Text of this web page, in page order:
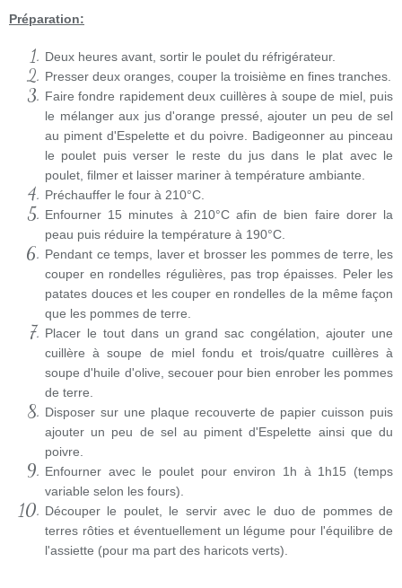
Préparation:
Deux heures avant, sortir le poulet du réfrigérateur.
Presser deux oranges, couper la troisième en fines tranches.
Faire fondre rapidement deux cuillères à soupe de miel, puis
le mélanger aux jus d'orange pressé, ajouter un peu de sel
au piment d'Espelette et du poivre. Badigeonner au pinceau
le poulet puis verser le reste du jus dans le plat avec le
poulet, filmer et laisser mariner à température ambiante.
Préchauffer le four à 210°C.
Enfourner 15 minutes à 210°C afin de bien faire dorer la
peau puis réduire la température à 190°C.
Pendant ce temps, laver et brosser les pommes de terre, les
couper en rondelles régulières, pas trop épaisses. Peler les
patates douces et les couper en rondelles de la même façon
que les pommes de terre.
Placer le tout dans un grand sac congélation, ajouter une
cuillère à soupe de miel fondu et trois/quatre cuillères à
soupe d'huile d'olive, secouer pour bien enrober les pommes
de terre.
Disposer sur une plaque recouverte de papier cuisson puis
ajouter un peu de sel au piment d'Espelette ainsi que du
poivre.
Enfourner avec le poulet pour environ 1h à 1h15 (temps
variable selon les fours).
Découper le poulet, le servir avec le duo de pommes de
terres rôties et éventuellement un légume pour l'équilibre de
l'assiette (pour ma part des haricots verts).